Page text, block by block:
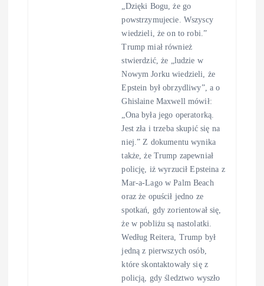
„Dzięki Bogu, że go
powstrzymujecie. Wszyscy
wiedzieli, że on to robi.”
Trump miał również
stwierdzić, że „ludzie w
Nowym Jorku wiedzieli, że
Epstein był obrzydliwy”, a o
Ghislaine Maxwell mówił:
„Ona była jego operatorką.
Jest zła i trzeba skupić się na
niej.” Z dokumentu wynika
także, że Trump zapewniał
policję, iż wyrzucił Epsteina z
Mar-a-Lago w Palm Beach
oraz że opuścił jedno ze
spotkań, gdy zorientował się,
że w pobliżu są nastolatki.
Według Reitera, Trump był
jedną z pierwszych osób,
które skontaktowały się z
policją, gdy śledztwo wyszło